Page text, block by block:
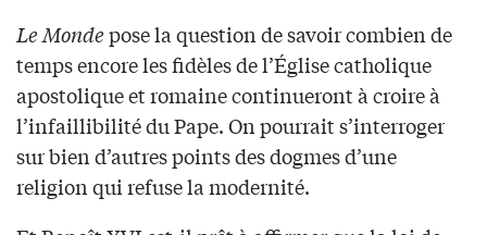
Le Mondepose la question de savoir combien de
temps encore les fidèles de l’Église catholique
apostolique et romaine continueront à croire à
l’infaillibilité du Pape. On pourrait s’interroger
sur bien d’autres points des dogmes d’une
religion qui refuse la modernité.